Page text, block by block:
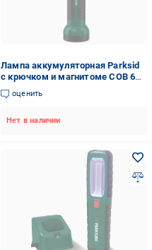
Лампа аккумуляторная Parksid
с крючком и магнитомe COB 6
LED 6500К 2000 мАч (562504)
оценить
Нет в наличии